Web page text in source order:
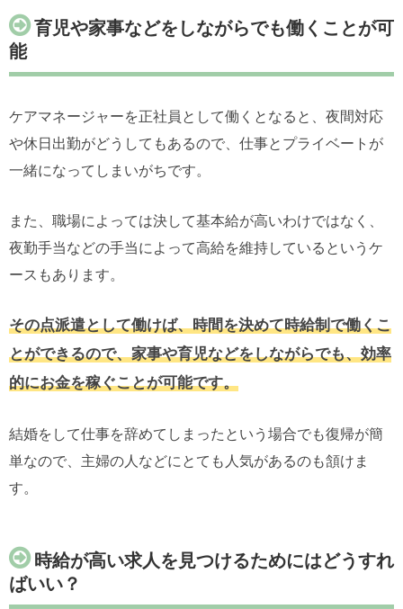
育児や家事などをしながらでも働くことが可
能
ケアマネージャーを正社員として働くとなると、夜間対応
や休日出勤がどうしてもあるので、仕事とプライベートが
一緒になってしまいがちです。
また、職場によっては決して基本給が高いわけではなく、
夜勤手当などの手当によって高給を維持しているというケ
ースもあります。
その点派遣として働けば、時間を決めて時給制で働くこ
とができるので、家事や育児などをしながらでも、効率
的にお金を稼ぐことが可能です。
結婚をして仕事を辞めてしまったという場合でも復帰が簡
単なので、主婦の人などにとても人気があるのも頷けま
す。
時給が高い求人を見つけるためにはどうすれ
ばいい？